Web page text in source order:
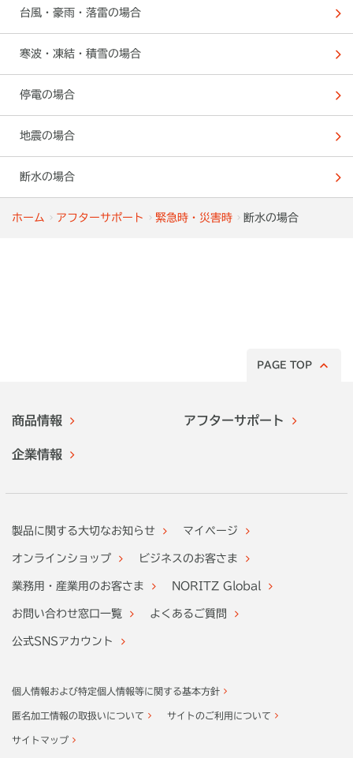
台風・豪雨・落雷の場合
寒波・凍結・積雪の場合
停電の場合
地震の場合
断水の場合
ホーム アフターサポート 緊急時・災害時 断水の場合
PAGE TOP
商品情報 アフターサポート
企業情報
製品に関する大切なお知らせ マイページ
オンラインショップ ビジネスのお客さま
業務用・産業用のお客さま NORITZ Global
お問い合わせ窓口一覧 よくあるご質問
公式SNSアカウント
個人情報および特定個人情報等に関する基本方針
匿名加工情報の取扱いについて サイトのご利用について
サイトマップ